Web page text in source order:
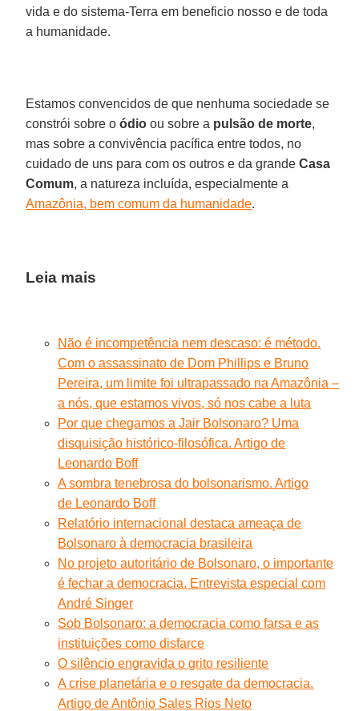
vida e do sistema-Terra em beneficio nosso e de toda
a humanidade.
Estamos convencidos de que nenhuma sociedade se
constrói sobre oódio ou sobre a pulsão de morte,
mas sobre a convivência pacífica entre todos, no
cuidado de uns para com os outros e da grandeCasa
Comum, a natureza incluída, especialmente a
Amazônia, bem comum da humanidade.
Leia mais
Não é incompetência nem descaso: é método.
Com o assassinato de Dom Phillips e Bruno
Pereira, um limite foi ultrapassado na Amazônia –
a nós, que estamos vivos, só nos cabe a luta
Por que chegamos a Jair Bolsonaro? Uma
disquisição histórico-filosófica. Artigo de
Leonardo Boff
A sombra tenebrosa do bolsonarismo. Artigo
de Leonardo Boff
Relatório internacional destaca ameaça de
Bolsonaro à democracia brasileira
No projeto autoritário de Bolsonaro, o importante
é fechar a democracia. Entrevista especial com
André Singer
Sob Bolsonaro: a democracia como farsa e as
instituições como disfarce
O silêncio engravida o grito resiliente
A crise planetária e o resgate da democracia.
Artigo de Antônio Sales Rios Neto